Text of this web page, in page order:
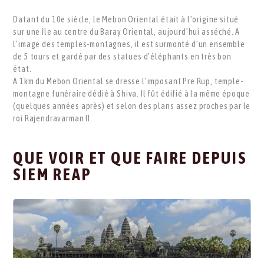
Datant du 10e siècle, le Mebon Oriental était à l’origine situé
sur une île au centre du Baray Oriental, aujourd’hui asséché. A
l’image des temples-montagnes, il est surmonté d’un ensemble
de 5 tours et gardé par des statues d’éléphants en très bon
état.
A 1km du Mebon Oriental se dresse l’imposant Pre Rup, temple-
montagne funéraire dédié à Shiva. Il fût édifié à la même époque
(quelques années après) et selon des plans assez proches par le
roi Rajendravarman II.
QUE VOIR ET QUE FAIRE DEPUIS
SIEM REAP